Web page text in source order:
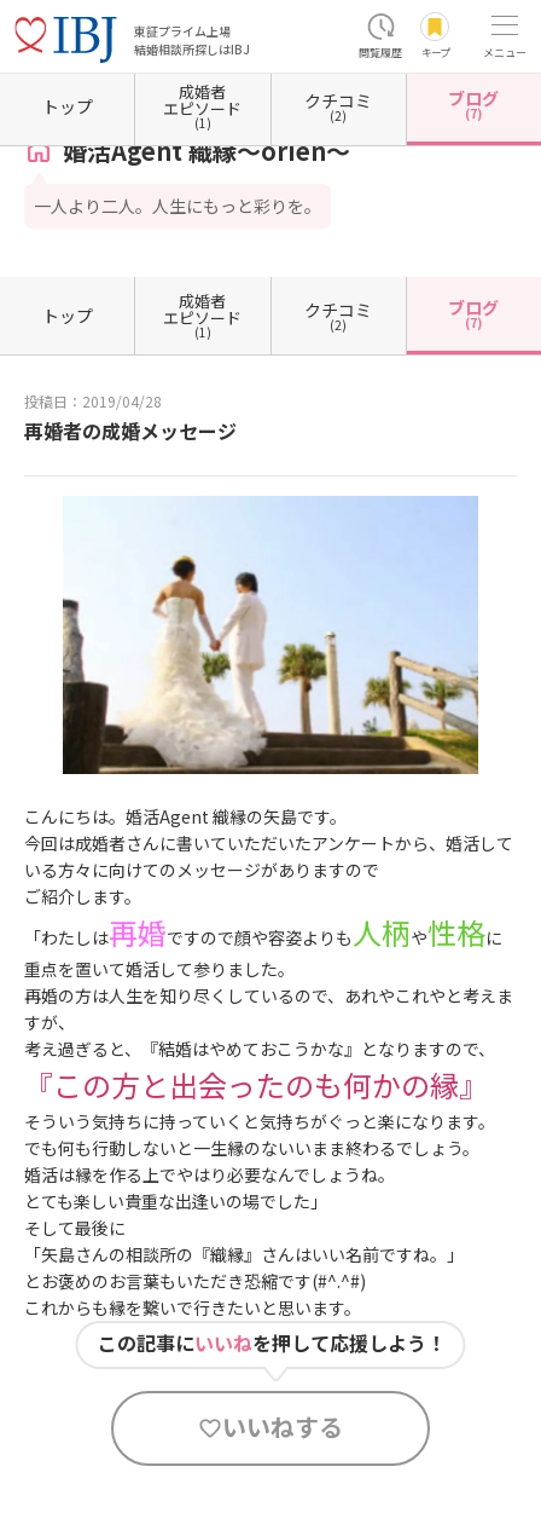
東証プライム上場
結婚相談所探しはIBJ
閲覧履歴 キープ メニュー
ホーム 神奈川県の結婚相談所 神奈川県横浜市 神奈川県横浜市港北区 婚活Agent 織縁
婚活Agent 織縁～orien～
一人より二人。人生にもっと彩りを。
トップ
成婚者
エピソード
(1)
クチコミ
(2)
ブログ
(7)
トップ
成婚者
エピソード
(1)
クチコミ
(2)
ブログ
(7)
投稿日：2019/04/28
再婚者の成婚メッセージ
こんにちは。婚活Agent 織縁の矢島です。
今回は成婚者さんに書いていただいたアンケートから、婚活して
いる方々に向けてのメッセージがありますので
ご紹介します。
「わたしは再婚ですので顔や容姿よりも人柄や性格に
重点を置いて婚活して参りました。
再婚の方は人生を知り尽くしているので、あれやこれやと考えま
すが、
考え過ぎると、『結婚はやめておこうかな』となりますので、
『この方と出会ったのも何かの縁』
そういう気持ちに持っていくと気持ちがぐっと楽になります。
でも何も行動しないと一生縁のないいまま終わるでしょう。
婚活は縁を作る上でやはり必要なんでしょうね。
とても楽しい貴重な出逢いの場でした」
そして最後に
「矢島さんの相談所の『織縁』さんはいい名前ですね。」
とお褒めのお言葉もいただき恐縮です(#^.^#)
これからも縁を繋いで行きたいと思います。
この記事にいいねを押して応援しよう！
いいねする